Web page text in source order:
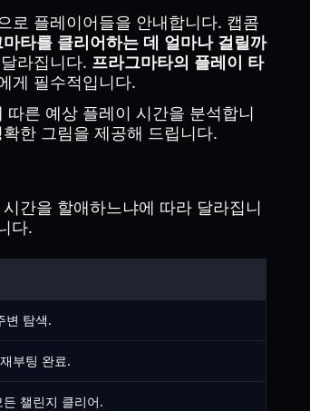
로 플레이어들을 안내합니다. 캡콤
타를 클리어하는 데 얼마나 걸릴까
라집니다. 프라그마타의 플레이 타
게 필수적입니다.
른 예상 플레이 시간을 분석합니
한 그림을 제공해 드립니다.
간을 할애하느냐에 따라 달라집니
다.
변 탐색.
부팅 완료.
챌린지 클리어.